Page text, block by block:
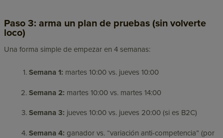
Paso 3: arma un plan de pruebas (sin volverte
loco)
Una forma simple de empezar en 4 semanas:
Semana 1: martes 10:00 vs. jueves 10:00
Semana 2: martes 10:00 vs. martes 14:00
Semana 3: jueves 10:00 vs. jueves 20:00 (si es B2C)
Semana 4: ganador vs. “variación anti-competencia” (por